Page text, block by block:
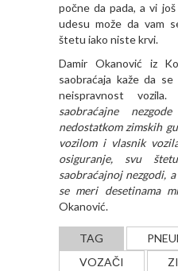
počne da pada, a vi
udesu može da vam
štetu iako niste krvi.
Damir Okanović iz
saobraćaja kaže da
neispravnost vozila.
saobraćajne
nedostatkom zimskih
vozilom i vlasnik
osiguranje, svu
saobraćajnoj nezgodi,
se meri desetinama
Okanović.
TAG
VOZAČI